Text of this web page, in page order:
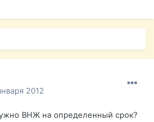
2012
ВНЖ на определенный срок?